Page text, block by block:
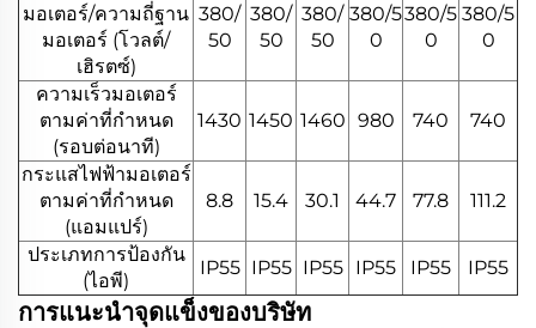
มอเตอร์/ความถี่ฐาน
มอเตอร์ (โวลต์/
เฮิรตซ์)
380/
50
380/
50
380/
50
380/5
0
380/5
0
380/5
0
ความเร็วมอเตอร์
ตามค่าที่กำหนด
(รอบต่อนาที)
1430 1450 1460 980 740 740
กระแสไฟฟ้ามอเตอร์
ตามค่าที่กำหนด
(แอมแปร์)
8.8 15.4 30.1 44.7 77.8 111.2
ประเภทการป้องกัน
(ไอพี)
IP55 IP55 IP55 IP55 IP55 IP55
การแนะนำจุดแข็งของบริษัท